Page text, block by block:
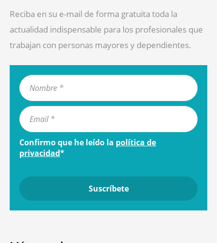
Reciba en su e-mail de forma gratuita toda la
actualidad indispensable para los profesionales que
trabajan con personas mayores y dependientes.
Confirmo que he leído la política de
privacidad*